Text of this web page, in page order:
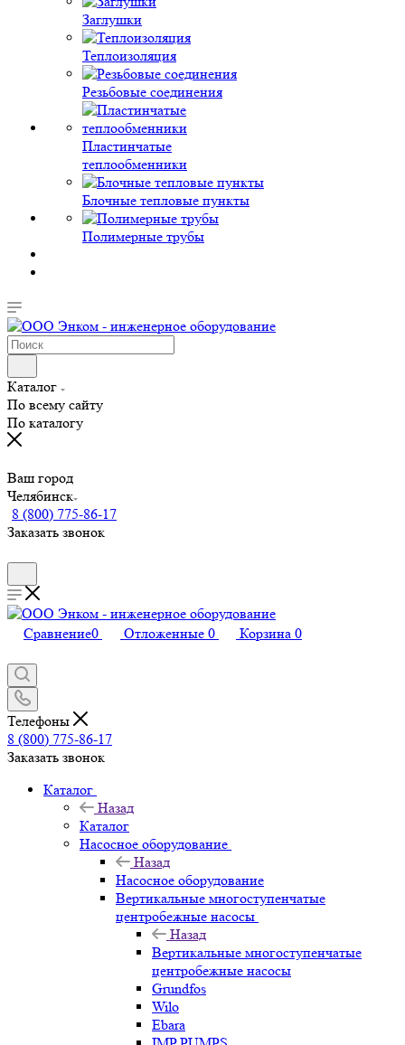
Заглушки
Теплоизоляция
Резьбовые соединения
Пластинчатые
теплообменники
Блочные тепловые пункты
Полимерные трубы
Каталог
По всему сайту
По каталогу
Ваш город
Челябинск
8 (800) 775-86-17
Заказать звонок
Сравнение0 Отложенные 0 Корзина 0
Телефоны
8 (800) 775-86-17
Заказать звонок
Каталог
Назад
Каталог
Насосное оборудование
Назад
Насосное оборудование
Вертикальные многоступенчатые
центробежные насосы
Назад
Вертикальные многоступенчатые
центробежные насосы
Grundfos
Wilo
Ebara